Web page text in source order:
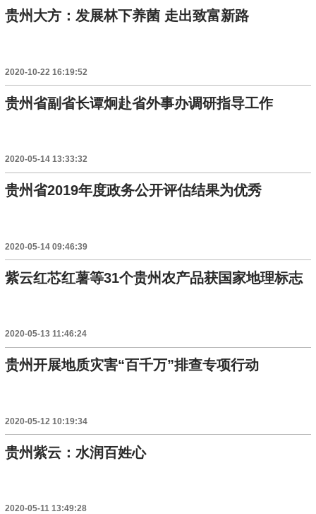
贵州大方：发展林下养菌 走出致富新路
2020-10-22 16:19:52
贵州省副省长谭炯赴省外事办调研指导工作
2020-05-14 13:33:32
贵州省2019年度政务公开评估结果为优秀
2020-05-14 09:46:39
紫云红芯红薯等31个贵州农产品获国家地理标志
2020-05-13 11:46:24
贵州开展地质灾害“百千万”排查专项行动
2020-05-12 10:19:34
贵州紫云：水润百姓心
2020-05-11 13:49:28